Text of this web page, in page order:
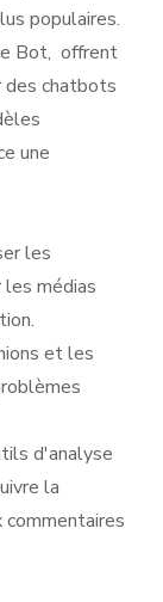
populaires.
Bot, offrent
des chatbots
une
les
médias
et les
d'analyse
la